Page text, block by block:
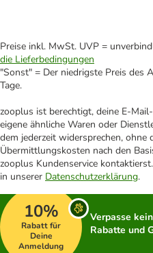
Preise inkl. MwSt. UVP =
die Lieferbedingungen
"Sonst" = Der niedrigste Preis des
Tage.
zooplus ist berechtigt, deine E-
eigene ähnliche Waren oder
dem jederzeit widersprechen, ohne
Übermittlungskosten nach den
zooplus Kundenservice
in unserer Datenschutzerklärung.
10%
Rabatt für
Deine
Anmeldung
Verpasse
Rabatte und